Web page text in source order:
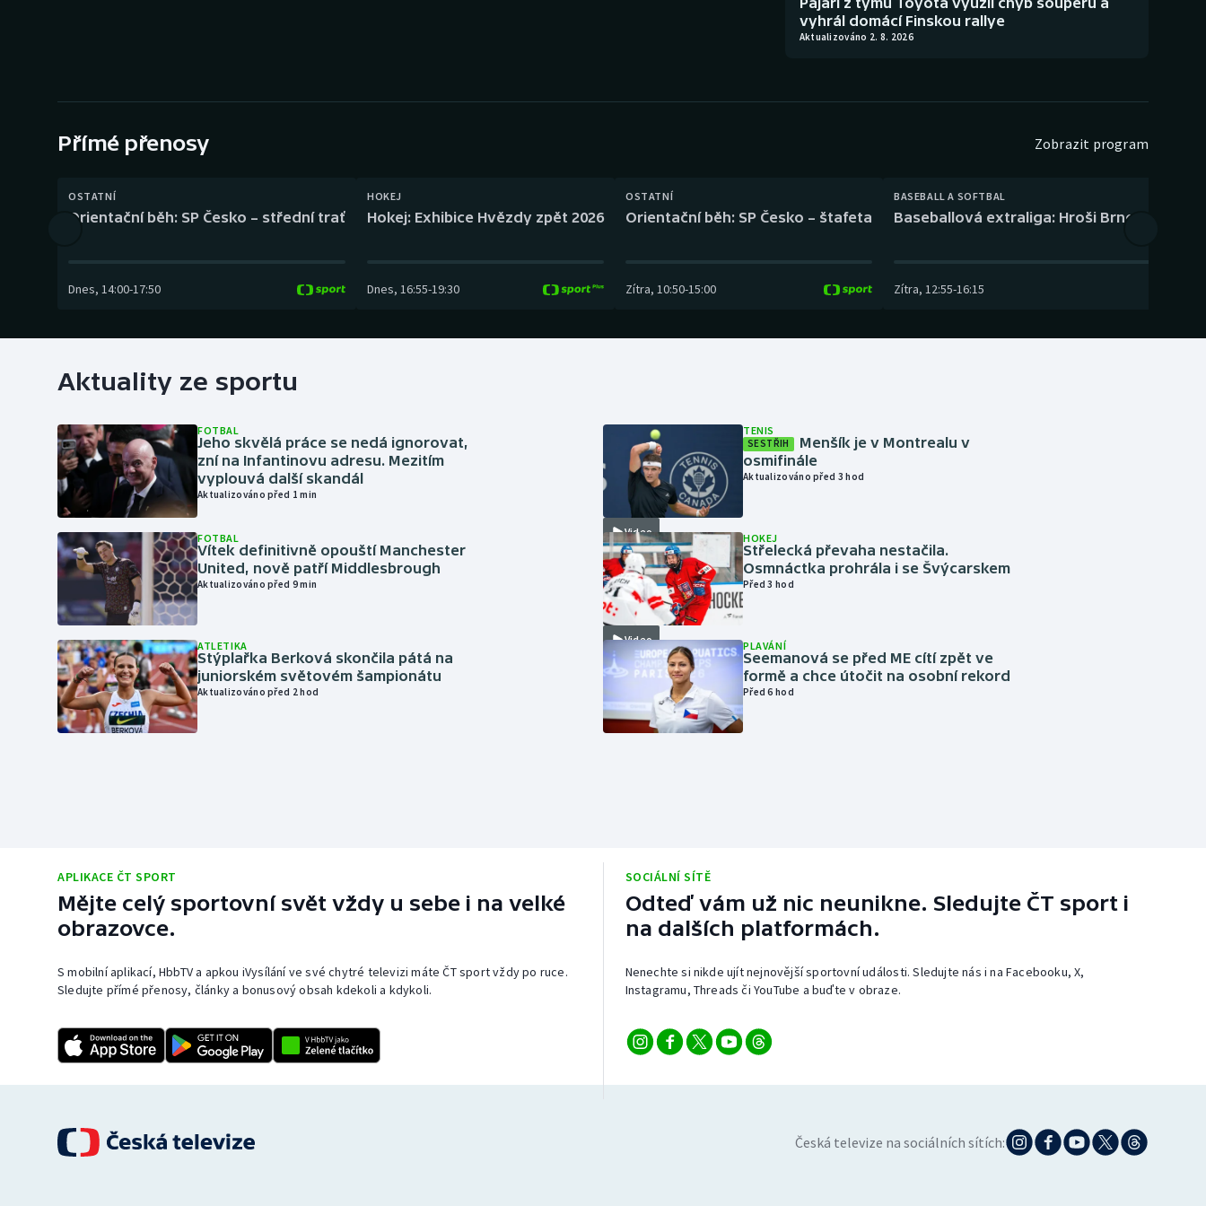
Gymnastika Plážový volejbal
vyhrál domácí Finskou rallye
Aktualizováno 2. 8. 2026
Přímé přenosy Zobrazit program
OSTATNÍ
Orientační běh: SP Česko – střední trať
Dnes, 14:00-17:50
HOKEJ
Hokej: Exhibice Hvězdy zpět 2026
Dnes, 16:55-19:30
OSTATNÍ
Orientační běh: SP Česko – štafeta
Zítra, 10:50-15:00
BASEBALL A SOFTBAL
Baseballová extraliga: Hroši Brno – Eagles
Zítra, 12:55-16:15
Aktuality ze sportu
FOTBAL
Jeho skvělá práce se nedá ignorovat,
zní na Infantinovu adresu. Mezitím
vyplouvá další skandál
Aktualizováno před 1 min
FOTBAL
Vítek definitivně opouští Manchester
United, nově patří Middlesbrough
Aktualizováno před 9 min
ATLETIKA
Stýplařka Berková skončila pátá na
juniorském světovém šampionátu
Aktualizováno před 2 hod
Video
TENIS
SESTŘIH
Menšík je v Montrealu v
osmifinále
Aktualizováno před 3 hod
Video
HOKEJ
Střelecká převaha nestačila.
Osmnáctka prohrála i se Švýcarskem
Před 3 hod
PLAVÁNÍ
Seemanová se před ME cítí zpět ve
formě a chce útočit na osobní rekord
Před 6 hod
APLIKACE ČT SPORT
Mějte celý sportovní svět vždy u sebe i na velké
obrazovce.
S mobilní aplikací, HbbTV a apkou iVysílání ve své chytré televizi máte ČT sport vždy po ruce.
Sledujte přímé přenosy, články a bonusový obsah kdekoli a kdykoli.
SOCIÁLNÍ SÍTĚ
Odteď vám už nic neunikne. Sledujte ČT sport i
na dalších platformách.
Nenechte si nikde ujít nejnovější sportovní události. Sledujte nás i na Facebooku, X,
Instagramu, Threads či YouTube a buďte v obraze.
Česká televize na sociálních sítích: